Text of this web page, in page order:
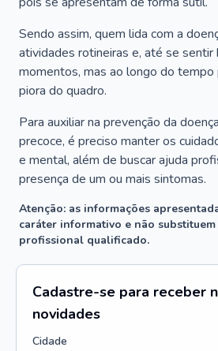
Sendo assim, quem lida com a
atividades rotineiras e, até se sentir
momentos, mas ao longo do
piora do quadro.
Para auxiliar na prevenção da
precoce, é preciso manter os
e mental, além de buscar ajuda
presença de um ou mais sintomas.
Atenção: as informações
caráter informativo e não
profissional qualificado.
Cadastre-se para receber
novidades
Cidade